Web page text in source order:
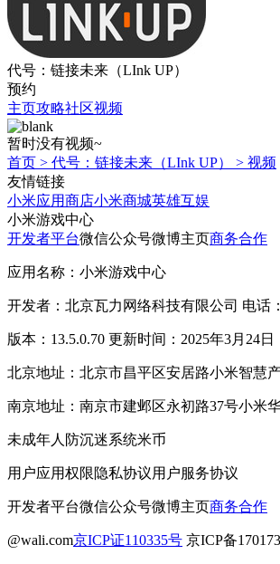
代号：链接未来（LInk UP）
预约
主页攻略社区视频
暂时没有视频~
首页 > 代号：链接未来（LInk UP） > 视频
友情链接
小米应用商店小米商城英雄互娱
小米游戏中心
开发者平台微信公众号微博主页商务合作
应用名称：小米游戏中心
开发者：北京瓦力网络科技有限公司 电话
版本：13.5.0.70 更新时间：2025年3月24日
北京地址：北京市昌平区安居路小米智慧
南京地址：南京市建邺区永初路37号小米
未成年人防沉迷系统米币
用户应用权限隐私协议用户服务协议
开发者平台微信公众号微博主页商务合作
@wali.com京ICP证110335号 京ICP备